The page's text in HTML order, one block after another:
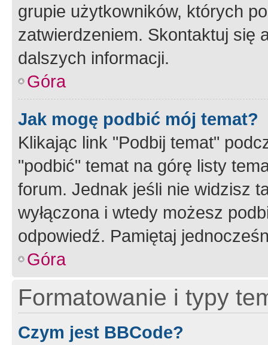
grupie użytkowników, których
zatwierdzeniem. Skontaktuj się
dalszych informacji.
Góra
Jak mogę podbić mój temat?
Klikając link "Podbij temat"
"podbić" temat na górę listy
forum. Jednak jeśli nie widzisz
wyłączona i wtedy możesz
odpowiedź. Pamiętaj
Góra
Formatowanie i typy
Czym jest BBCode?